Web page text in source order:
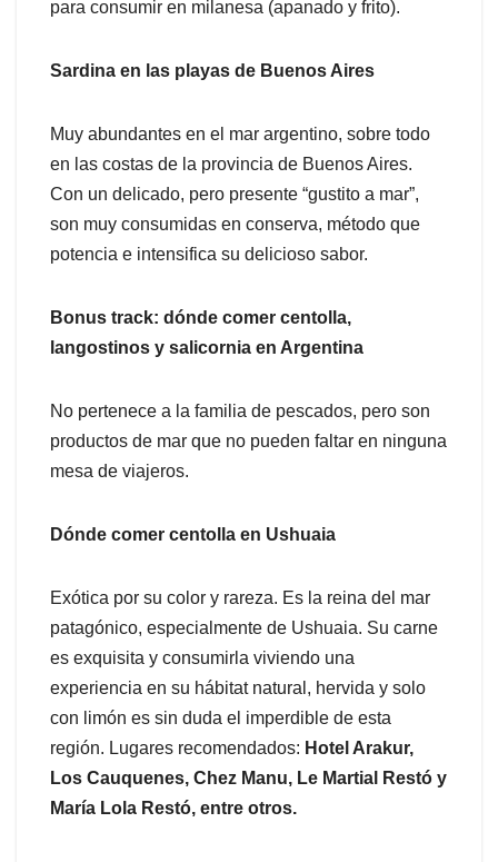
para consumir en milanesa (apanado y frito).
Sardina en las playas de Buenos Aires
Muy abundantes en el mar argentino, sobre todo
en las costas de la provincia de Buenos Aires.
Con un delicado, pero presente “gustito a mar”,
son muy consumidas en conserva, método que
potencia e intensifica su delicioso sabor.
Bonus track: dónde comer centolla,
langostinos y salicornia en Argentina
No pertenece a la familia de pescados, pero son
productos de mar que no pueden faltar en ninguna
mesa de viajeros.
Dónde comer centolla en Ushuaia
Exótica por su color y rareza. Es la reina del mar
patagónico, especialmente de Ushuaia. Su carne
es exquisita y consumirla viviendo una
experiencia en su hábitat natural, hervida y solo
con limón es sin duda el imperdible de esta
región. Lugares recomendados: Hotel Arakur,
Los Cauquenes, Chez Manu, Le Martial Restó y
María Lola Restó, entre otros.